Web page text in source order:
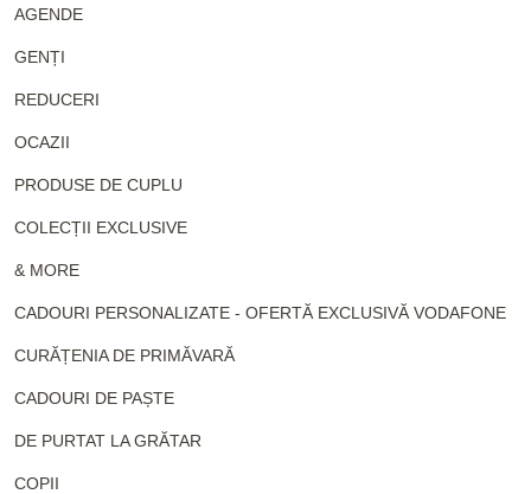
AGENDE
GENȚI
REDUCERI
OCAZII
PRODUSE DE CUPLU
COLECȚII EXCLUSIVE
& MORE
CADOURI PERSONALIZATE - OFERTĂ EXCLUSIVĂ VODAFONE
CURĂȚENIA DE PRIMĂVARĂ
CADOURI DE PAȘTE
DE PURTAT LA GRĂTAR
COPII